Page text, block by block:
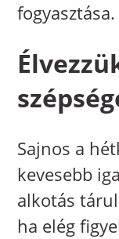
fogyasztása.
Sajnos a
kevesebb
alkotás
ha elég